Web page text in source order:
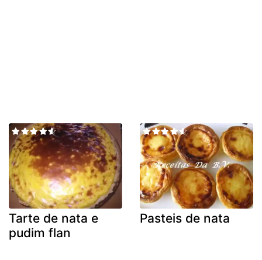
Tarte de nata e
pudim flan
Pasteis de nata